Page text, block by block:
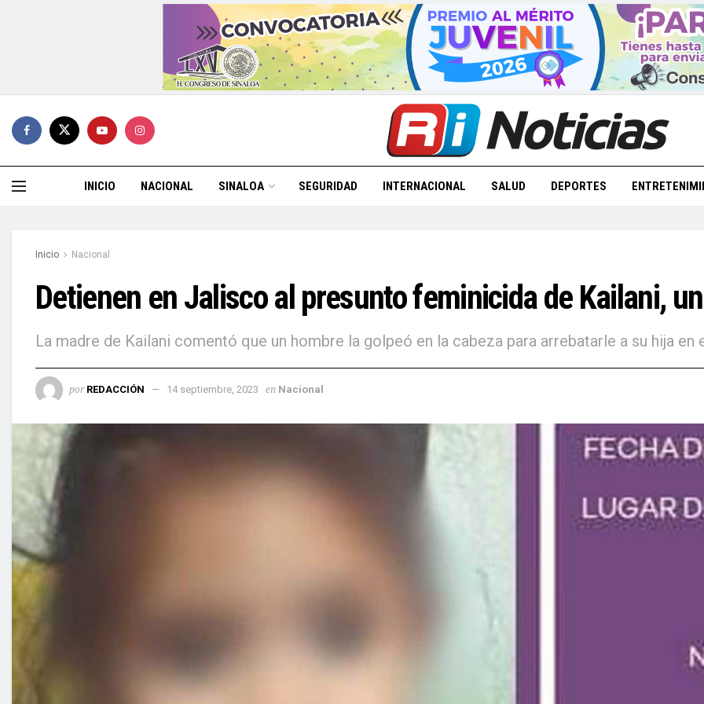
INICIO NACIONAL SINALOA SEGURIDAD INTERNACIONAL SALUD DEPORTES
Inicio Nacional
Detienen en Jalisco al presunto feminicida de Kailani,
La madre de Kailani comentó que un hombre la golpeó en la cabeza para arrebatarle a su hija en
por REDACCIÓN 14 septiembre, 2023 en Nacional